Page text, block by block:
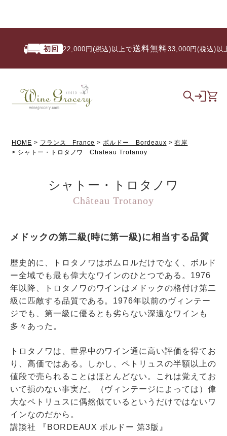
初回 22,000円(税込)以上で送料無料/ 33,000円(税込)以上
HOME フランス France ボルドー Bordeaux
右岸
シャトー・トロタノワ Chateau Trotanoy
シャトー・トロタノワ
Château Trotanoy
メドックの第二級(時に第一級)に相当する品質
歴史的に、トロタノワはポムロルだけでなく、 ボルド
ー全域でも最も偉大なワインのひとつである。 1976
年以降、トロタノワのワインはメドックの格付け第二
級に匹敵する品質である。1976年以前のヴィンテー
ジでも、第一級に優るとも劣らない深遠なワインも
多々あった。
トロタノワは、世界中のワイン通に高い評価を得てお
り、高価ではある。しかし、ペトリュスの半額以上の
値段で売られることはほとんどない。これは覚えてお
いて損のない事実だ。（ヴィンテージによっては）偉
大なペトリュスに偶然似ているというだけではないワ
インなのだから。
講談社 『BORDEAUX ボルドー 第3版』